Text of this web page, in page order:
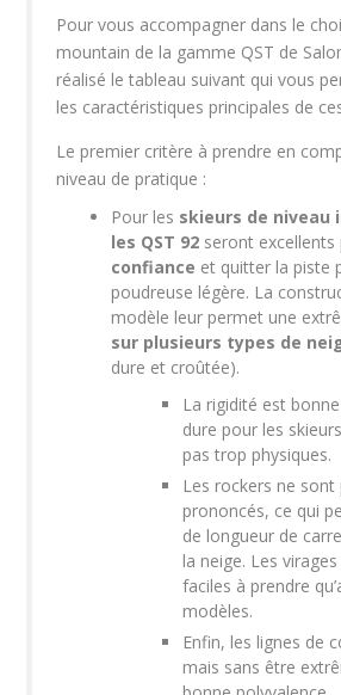
Pour vous accompagner dans le
mountain de la gamme QST de
réalisé le tableau suivant qui vous
les caractéristiques principales de
Le premier critère à prendre en
niveau de pratique :
Pour les skieurs de niveau
les QST 92 seront
confiance et quitter la piste
poudreuse légère. La
modèle leur permet une
sur plusieurs types de
dure et croûtée).
La rigidité est
dure pour les
pas trop physiques.
Les rockers ne sont
prononcés, ce qui
de longueur de
la neige. Les
faciles à prendre
modèles.
Enfin, les lignes de
mais sans être